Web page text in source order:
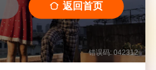
返回首页
错误码: 042312